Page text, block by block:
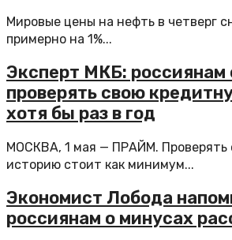
Мировые цены на нефть в четверг
примерно на 1%...
Эксперт МКБ: россиянам
проверять свою
хотя бы раз в год
МОСКВА, 1 мая — ПРАЙМ. Проверять
историю стоит как минимум...
Экономист Лобода
россиянам о минусах